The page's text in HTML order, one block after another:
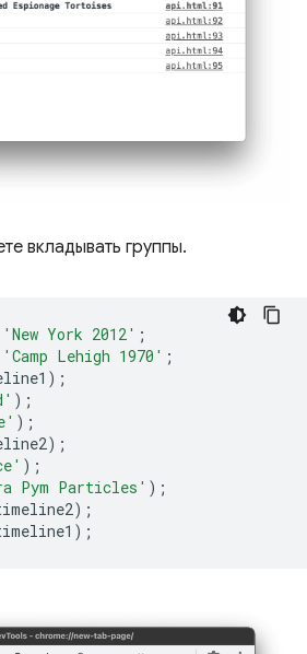
вкладывать группы.
'New York 2012' ;
'Camp Lehigh 1970' ;
);
);
);
);
);
Pym Particles' );
);
);